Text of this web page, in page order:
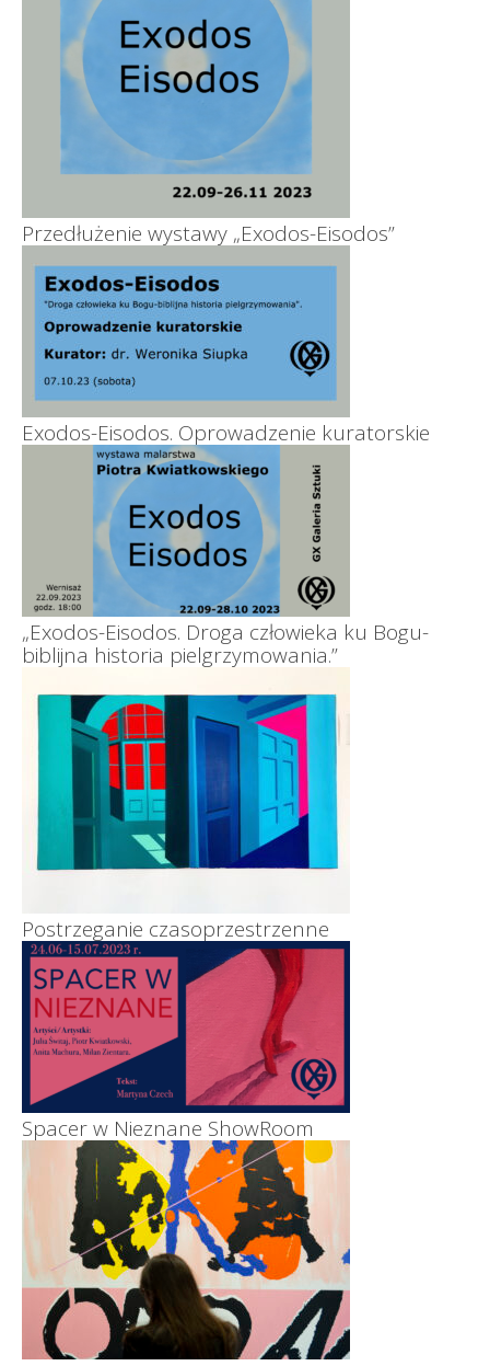
Przedłużenie wystawy „Exodos-Eisodos”
Exodos-Eisodos. Oprowadzenie kuratorskie
„Exodos-Eisodos. Droga człowieka ku Bogu-
biblijna historia pielgrzymowania.”
Postrzeganie czasoprzestrzenne
Spacer w Nieznane ShowRoom